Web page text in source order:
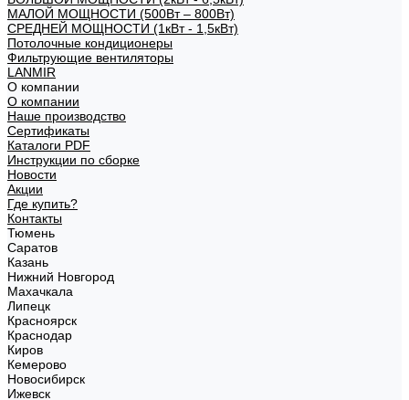
МАЛОЙ МОЩНОСТИ (500Вт – 800Вт)
СРЕДНЕЙ МОЩНОСТИ (1кВт - 1,5кВт)
Потолочные кондиционеры
Фильтрующие вентиляторы
LANMIR
О компании
О компании
Наше производство
Сертификаты
Каталоги PDF
Инструкции по сборке
Новости
Акции
Где купить?
Контакты
Тюмень
Саратов
Казань
Нижний Новгород
Махачкала
Липецк
Красноярск
Краснодар
Киров
Кемерово
Новосибирск
Ижевск